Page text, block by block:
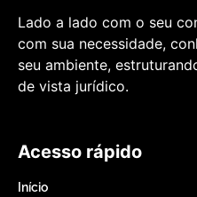
Lado a lado com o seu
com sua necessidade,
seu ambiente,
de vista jurídico.
Acesso rápido
Início